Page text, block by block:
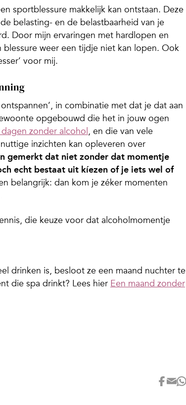
sportblessure makkelijk kan ontstaan. Deze
belasting- en de belastbaarheid van je
Door mijn ervaringen met hardlopen en
weer een tijdje niet kan lopen. Ook
voor mij.
in combinatie met dat je dat aan
opgebouwd die het in jouw ogen
zonder alcohol , en die van vele
inzichten kan opleveren over
gemerkt dat niet zonder dat momentje
echt bestaat uit kíezen of je iets wel of
belangrijk: dan kom je zéker momenten
die keuze voor dat alcoholmomentje
drinken is, besloot ze een maand nuchter te
die spa drinkt? Lees hier Een maand zonder